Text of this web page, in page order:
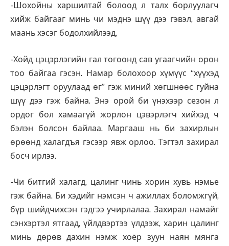
-Шохойны харшилтай болоод л талх борлуулагч
хийж байгааг минь чи мэднэ шүү дээ гэвэл, авгай
маань хэсэг бодолхийлээд,
-Хойд цэцэрлэгийн гал тогоонд сав угаагчийн орон
тоо байгаа гэсэн. Намар болохоор хүмүүс “хүүхэд
цэцэрлэгт оруулаад өг” гэж миний хөгшнөөс гуйна
шүү дээ гэж байна. Энэ орой би үнэхээр сезон л
ордог бол хамаагүй жорлон цэвэрлэгч хийхэд ч
бэлэн болсон байлаа. Маргааш нь би захирлын
өрөөнд халагдъя гэсээр явж орлоо. Тэгтэл захирал
босч ирлээ.
-Чи битгий халагд, цалинг чинь хорин хувь нэмье
гэж байна. Би хэдийг нэмсэн ч ажиллах боломжгүй,
бүр шийдчихсэн гэдгээ учирлалаа. Захирал намайг
сэнхэртэл ятгаад, үйлдвэртээ үлдээж, харин цалинг
минь дөрөв дахин нэмж хоёр зуун наян мянга